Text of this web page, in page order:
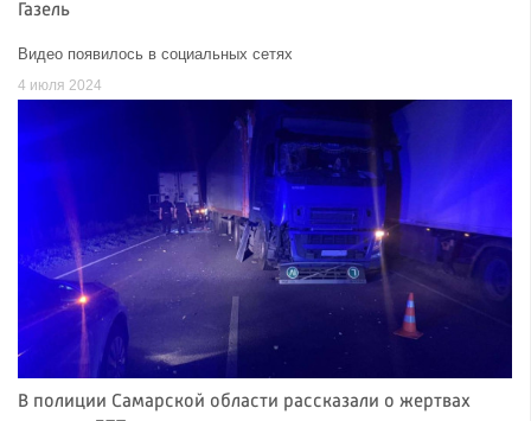
Газель
Видео появилось в социальных сетях
4 июля 2024
В полиции Самарской области рассказали о жертвах